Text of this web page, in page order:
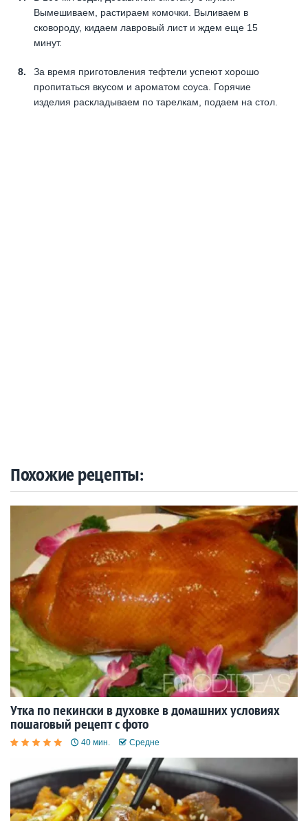
Вымешиваем, растираем комочки. Выливаем в
сковороду, кидаем лавровый лист и ждем еще 15
минут.
За время приготовления тефтели успеют хорошо
пропитаться вкусом и ароматом соуса. Горячие
изделия раскладываем по тарелкам, подаем на стол.
Похожие рецепты:
Утка по пекински в духовке в домашних условиях
пошаговый рецепт с фото
40 мин. Средне